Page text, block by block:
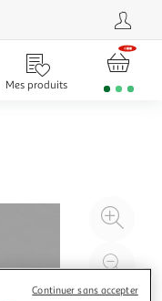
Mes produits
à
Continuer sans accepter